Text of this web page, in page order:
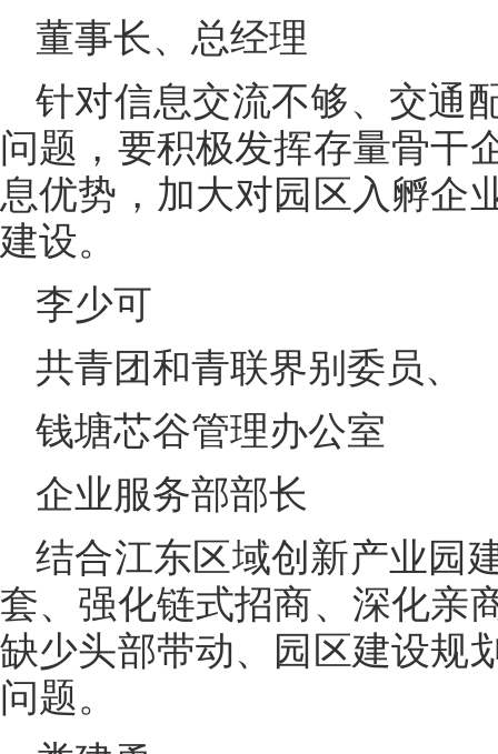
董事长、总经理
针对信息交流不够、交通
问题，要积极发挥存量骨干
息优势，加大对园区入孵企
建设。
李少可
共青团和青联界别委员、
钱塘芯谷管理办公室
企业服务部部长
结合江东区域创新产业园
套、强化链式招商、深化亲
缺少头部带动、园区建设规
问题。